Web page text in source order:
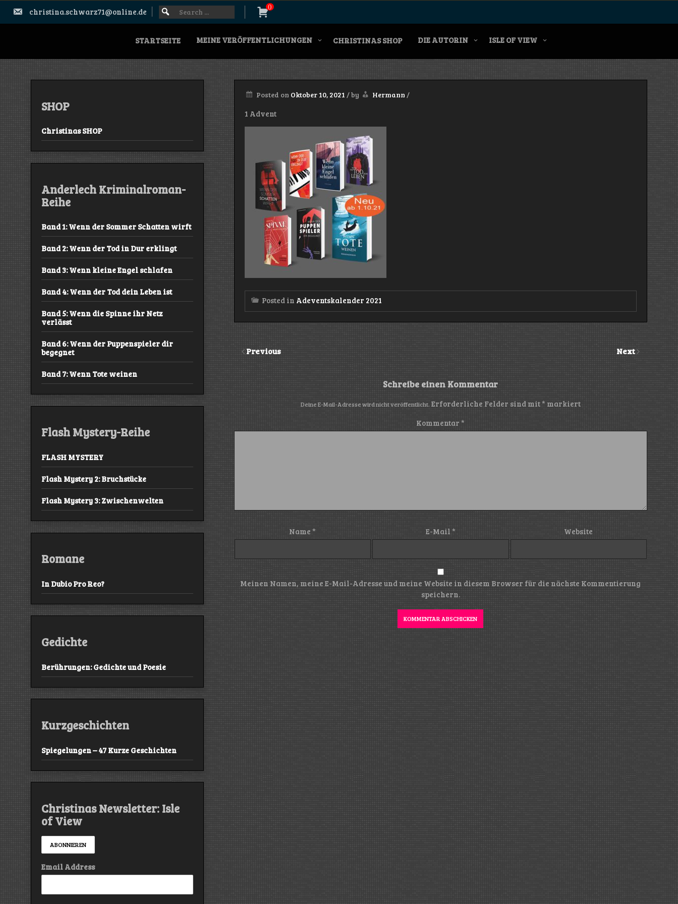
Skip
christina.schwarz71@online.de
SEARCH
FOR:
Search
for:
0
STARTSEITE MEINE VERÖFFENTLICHUNGEN CHRISTINAS SHOP DIE AUTORIN ISLE OF VIEW
Posted on Oktober 10, 2021 /by Hermann /
1 Advent
Posted in Adeventskalender 2021
Previous Next
Schreibe einen Kommentar
Deine E-Mail-Adresse wird nicht veröffentlicht. Erforderliche Felder sind mit * markiert
Kommentar*
Name* E-Mail * Website
Meinen Namen, meine E-Mail-Adresse und meine Website in diesem Browser für die nächste Kommentierung
speichern.
SHOP
Christinas SHOP
Anderlech Kriminalroman-
Reihe
Band 1: Wenn der Sommer Schatten wirft
Band 2: Wenn der Tod in Dur erklingt
Band 3: Wenn kleine Engel schlafen
Band 4: Wenn der Tod dein Leben ist
Band 5: Wenn die Spinne ihr Netz
verlässt
Band 6: Wenn der Puppenspieler dir
begegnet
Band 7: Wenn Tote weinen
Flash Mystery-Reihe
FLASH MYSTERY
Flash Mystery 2: Bruchstücke
Flash Mystery 3: Zwischenwelten
Romane
In Dubio Pro Reo?
Gedichte
Berührungen: Gedichte und Poesie
Kurzgeschichten
Spiegelungen – 47 Kurze Geschichten
Christinas Newsletter: Isle
of View
Email Address